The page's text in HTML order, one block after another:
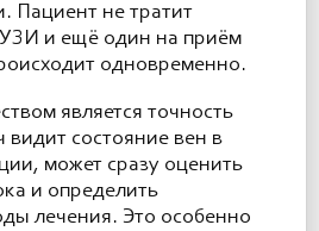
Пациент не тратит
и ещё один на приём
одновременно.
является точность
видит состояние вен в
может сразу оценить
и определить
лечения. Это особенно